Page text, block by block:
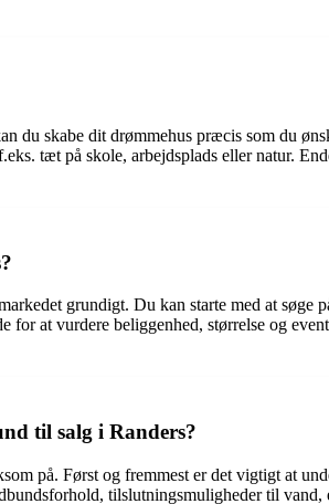
du skabe dit drømmehus præcis som du
tæt på skole, arbejdsplads eller natur.
grundigt. Du kan starte med at
at vurdere beliggenhed, størrelse og
til salg i Randers?
på. Først og fremmest er det vigtigt at
tilslutningsmuligheder til